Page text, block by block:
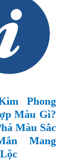
Phong
Màu Gì?
Màu Sắc
Mang